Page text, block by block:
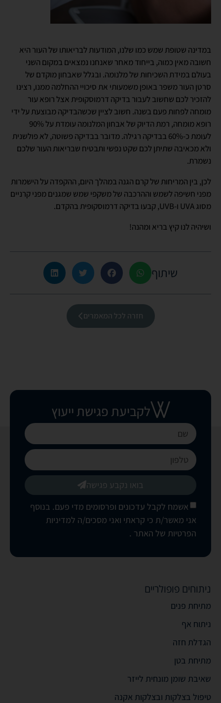
במדינה שטופת שמש כמו שלנו, המודעות לבריאותו של העור היא
חשובה מאין כמוה, בייחוד מאחר שאנחנו נמצאים במקום השני
בעולם במידת השכיחות של מלנומה. ובגלל שאבחון מוקדם של
סרטן העור משפר באופן משמעותי את סיכויי ההחלמה ממנו, רצינו
להזכיר לכם שחשוב לעבור בדיקה דרמוסקופית אצל רופא עור
מומחה לפחות פעם בשנה. חשוב לציין שכשהבדיקה מבוצעת על ידי
רופא מומחה, רמת הדיוק של אבחון המלנומה עומדת על 90%
לעומת כ-60% בבדיקה רגילה. מדובר בבדיקה פשוטה, לא פולשנית
ולא מכאיבה שתיתן לכם שקט נפשי ותבטיח שבריאות העור שלכם
נשמרת.
לכן, בין המריחות של קרם הגנה במהלך היום, ההקפדה על הישמרות
מפני חשיפה לשמש וההרכבה של משקפי שמש שמגנים מפני קרניים
מסוג UVA ו-UVB, קבעו בדיקה דרמוסקופית בהקדם.
ושיהיה לנו קיץ בריא ומהנה!
שיתוף
חזרה לכל המאמרים
לקביעת פגישת ייעוץ
אשמח לקבל עדכונים ופרסומים מדי פעם. בנוסף
אני מאשר/ת כי קראתי ואני מסכים/ה למדיניות
הפרטיות של האתר .
בואו נקבע פגישה
ניתוחים פופולריים
מתיחת פנים
ניתוח אף
הגדלת חזה
מתיחת בטן
שאיבת שומן מונחית לייזר
טיפול בצלקות ובצלקות אקנה